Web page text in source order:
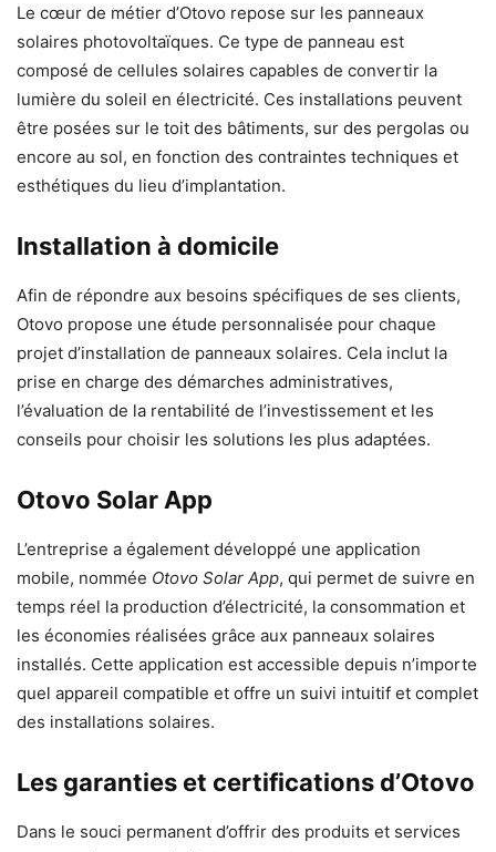
Le cœur de métier d’Otovo repose sur les panneaux
solaires photovoltaïques. Ce type de panneau est
composé de cellules solaires capables de convertir la
lumière du soleil en électricité. Ces installations peuvent
être posées sur le toit des bâtiments, sur des pergolas ou
encore au sol, en fonction des contraintes techniques et
esthétiques du lieu d’implantation.
Installation à domicile
Afin de répondre aux besoins spécifiques de ses clients,
Otovo propose une étude personnalisée pour chaque
projet d’installation de panneaux solaires. Cela inclut la
prise en charge des démarches administratives,
l’évaluation de la rentabilité de l’investissement et les
conseils pour choisir les solutions les plus adaptées.
Otovo Solar App
L’entreprise a également développé une application
mobile, nommée Otovo Solar App, qui permet de suivre en
temps réel la production d’électricité, la consommation et
les économies réalisées grâce aux panneaux solaires
installés. Cette application est accessible depuis n’importe
quel appareil compatible et offre un suivi intuitif et complet
des installations solaires.
Les garanties et certifications d’Otovo
Dans le souci permanent d’offrir des produits et services